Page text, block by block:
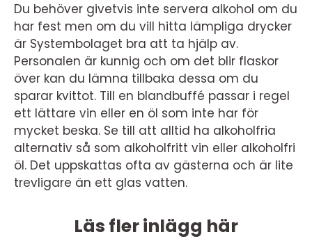
Du behöver givetvis inte servera alkohol om du
har fest men om du vill hitta lämpliga drycker
är Systembolaget bra att ta hjälp av.
Personalen är kunnig och om det blir flaskor
över kan du lämna tillbaka dessa om du
sparar kvittot. Till en blandbuffé passar i regel
ett lättare vin eller en öl som inte har för
mycket beska. Se till att alltid ha alkoholfria
alternativ så som alkoholfritt vin eller alkoholfri
öl. Det uppskattas ofta av gästerna och är lite
trevligare än ett glas vatten.
Läs fler inlägg här